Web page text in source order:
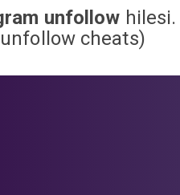
unfollow hilesi.
cheats)